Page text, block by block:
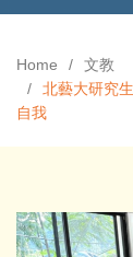
Home
文教
北藝大研究
自我